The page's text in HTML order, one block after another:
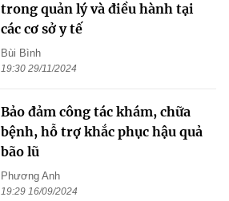
trong quản lý và điều hành tại
các cơ sở y tế
Bùi Bình
19:30 29/11/2024
Bảo đảm công tác khám, chữa
bệnh, hỗ trợ khắc phục hậu quả
bão lũ
Phương Anh
19:29 16/09/2024